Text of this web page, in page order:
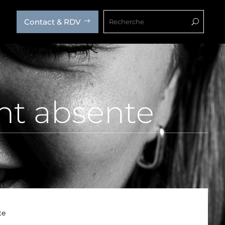
Contact & RDV $ U
absente